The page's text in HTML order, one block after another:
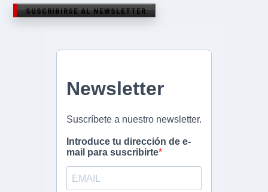
SUSCRIBIRSE AL NEWSLETTER